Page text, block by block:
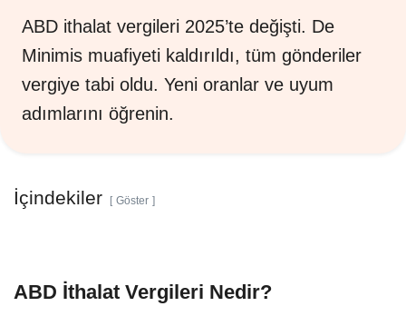
ABD ithalat vergileri 2025’te değişti. De
Minimis muafiyeti kaldırıldı, tüm gönderiler
vergiye tabi oldu. Yeni oranlar ve uyum
adımlarını öğrenin.
ABD İthalat Vergileri Nedir?
İçindekiler Göster